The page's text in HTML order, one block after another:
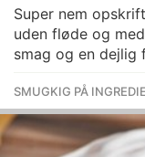
Super nem
uden fløde og
smag og en dejlig
SMUGKIG PÅ